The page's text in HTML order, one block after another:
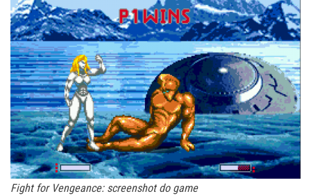
Fight for Vengeance: screenshot do game